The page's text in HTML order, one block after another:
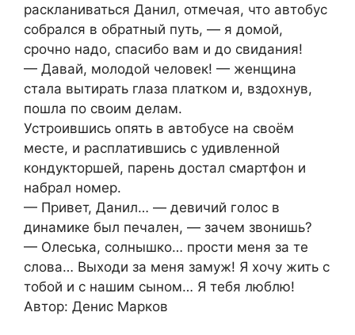
раскланиваться Данил, отмечая, что автобус
собрался в обратный путь, — я домой,
срочно надо, спасибо вам и до свидания!
— Давай, молодой человек! — женщина
стала вытирать глаза платком и, вздохнув,
пошла по своим делам.
Устроившись опять в автобусе на своём
месте, и расплатившись с удивленной
кондукторшей, парень достал смартфон и
набрал номер.
— Привет, Данил… — девичий голос в
динамике был печален, — зачем звонишь?
— Олеська, солнышко… прости меня за те
слова… Выходи за меня замуж! Я хочу жить с
тобой и с нашим сыном… Я тебя люблю!
Автор: Денис Марков